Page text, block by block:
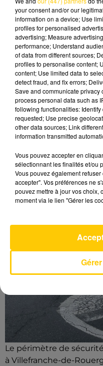
dans l'hôtel voisin en
levé, les véhicules
parking.
Le périmètre de
à Villefranche-de-
your consent and/or our
information on a device; Use
profiles for personalised
advertising; Measure
performance; Understand
of data from different sources;
profiles to personalise content;
content; Use limited data to
detect fraud, and fix errors;
Save and communicate
process personal data such as
following functionalities:
requested; Use precise
other data sources; Link
information transmitted
Vous pouvez accepter en
sélectionnant les finalités et/ou
Vous pouvez également
accepter". Vos préférences ne
pouvez mettre à jour vos choix,
moment via le lien "Gérer les